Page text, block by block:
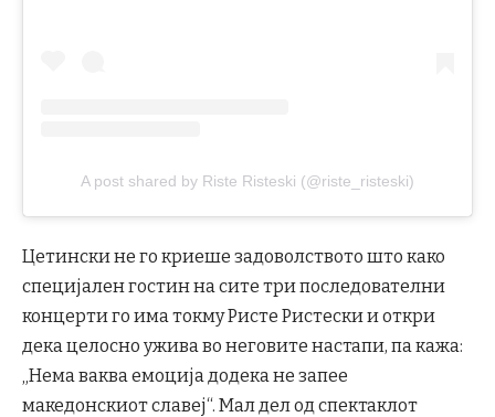
A post shared by Riste Risteski (@riste_risteski)
Цетински не го криеше задоволството што како
специјален гостин на сите три последователни
концерти го има токму Ристе Ристески и откри
дека целосно ужива во неговите настапи, па кажа:
„Нема ваква емоција додека не запее
македонскиот славеј“. Мал дел од спектаклот